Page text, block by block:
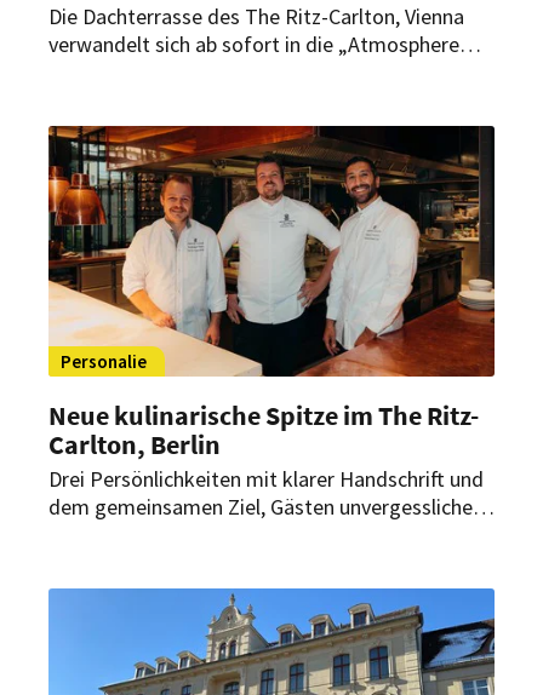
Die Dachterrasse des The Ritz-Carlton, Vienna
verwandelt sich ab sofort in die „Atmosphere
Gäste dazu ein, den Zauber der
Vorweihnachtszeit hoch über der Stadt zu
erleben.
Personalie
Neue kulinarische Spitze im The Ritz-
Carlton, Berlin
Drei Persönlichkeiten mit klarer Handschrift und
dem gemeinsamen Ziel, Gästen unvergessliche
kulinarische Spitze für Geschmack, Handwerk
und Leidenschaft.